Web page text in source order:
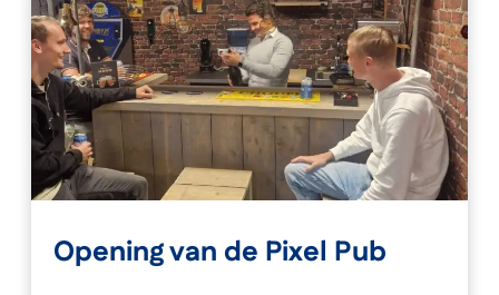
Opening van de Pixel Pub